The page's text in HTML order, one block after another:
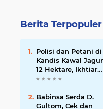
Berita Terpopuler
Polisi dan Petani di
Kandis Kawal
12 Hektare, Ikhtiar
Menjaga Ketahanan
Babinsa Serda D.
Gultom, Cek dan